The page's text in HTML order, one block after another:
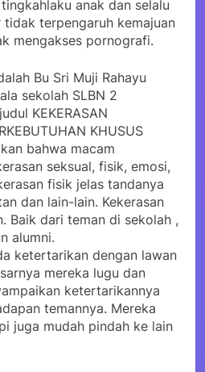
anak dan selalu
terpengaruh kemajuan
mengakses pornografi.
Bu Sri Muji Rahayu
sekolah SLBN 2
KEKERASAN
KHUSUS
bahwa macam
seksual, fisik, emosi,
fisik jelas tandanya
dan lain-lain. Kekerasan
Baik dari teman di sekolah ,
alumni.
ketertarikan dengan lawan
mereka lugu dan
ketertarikannya
temannya. Mereka
juga mudah pindah ke lain